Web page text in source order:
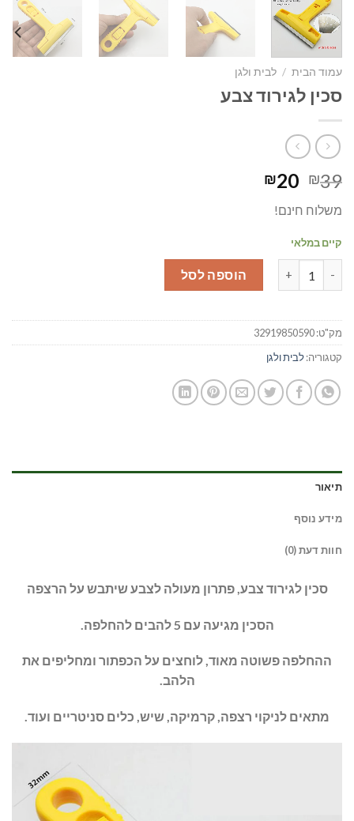
עמוד הבית / לבית ולגן
סכין לגירוד צבע
₪39
המחיר
היה:
₪39.
₪20
משלוח חינם!
קיים במלאי
הוספה לסל
מק"ט:32919850590
קטגוריה:לבית ולגן
תיאור
מידע נוסף
חוות דעת (0)
סכין לגירוד צבע, פתרון מעולה לצבע שיתבש על הרצפה
הסכין מגיעה עם 5 להבים להחלפה.
ההחלפה פשוטה מאוד, לוחצים על הכפתור ומחליפים את
הלהב.
מתאים לניקוי רצפה, קרמיקה, שיש, כלים סניטריים ועוד.